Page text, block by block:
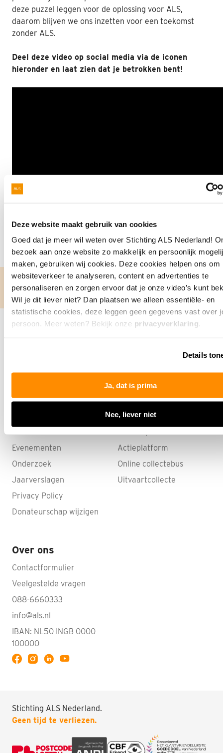
Deze website maakt gebruik van cookies
Goed dat je meer wil weten over Stichting ALS Nederland!
bezoek aan onze website zo makkelijk en persoonlijk
maken, gebruiken wij cookies. Deze cookies helpen ons om
websiteverkeer te analyseren, content en advertenties te
personaliseren en zorgen ervoor dat je onze video’s kunt
Wil je dit liever niet? Dan plaatsen we alleen essentiële- en
statistische cookies, deze leggen geen gegevens vast over
persoon. Meer weten? Bekijk onze privacyverklaring.
Details
Ja, dat is prima
Nee, liever niet
deze puzzel leggen voor de oplossing voor ALS,
daarom blijven we ons inzetten voor een toekomst
zonder ALS.
Deel deze video op social media via de iconen
hieronder en laat zien dat je betrokken bent!
Delen via:
Evenementen
Onderzoek
Jaarverslagen
Privacy Policy
Donateurschap wijzigen
ALS-websites
Actieplatform
Online collectebus
Uitvaartcollecte
Over ons
Contactformulier
Veelgestelde vragen
088-6660333
info@als.nl
IBAN: NL50 INGB 0000
100000
Stichting ALS Nederland.
Geen tijd te verliezen.